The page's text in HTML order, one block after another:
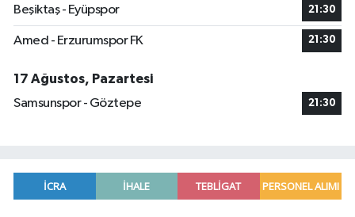
Beşiktaş - Eyüpspor 21:30
Amed - Erzurumspor FK 21:30
17 Ağustos, Pazartesi
Samsunspor - Göztepe
21:30